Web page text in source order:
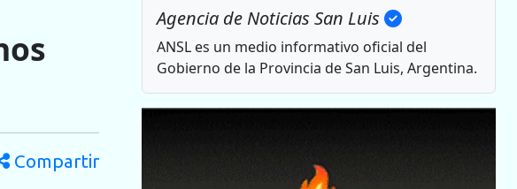
Compartir
Agencia de Noticias San Luis
ANSL es un medio informativo oficial del
Gobierno de la Provincia de San Luis, Argentina.